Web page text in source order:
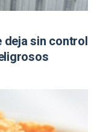
deja sin control